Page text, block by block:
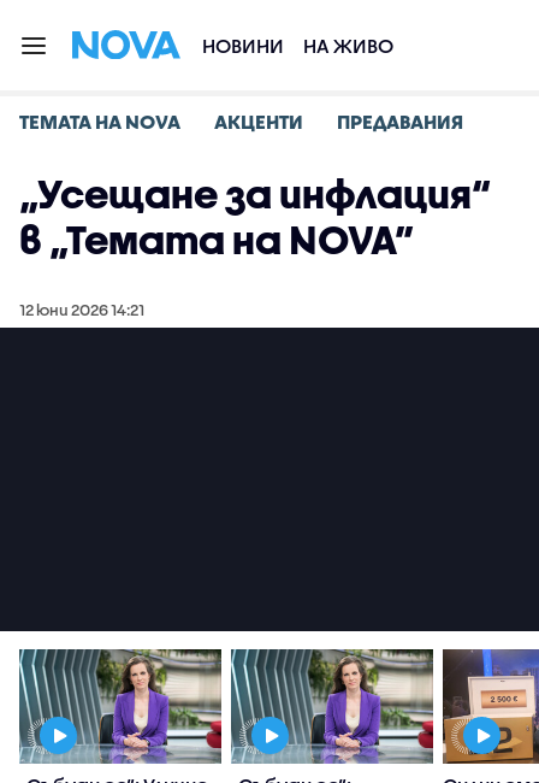
НОВИНИ НА ЖИВО
ТЕМАТА НА NOVA АКЦЕНТИ ПРЕДАВАНИЯ
„Усещане за инфлация“
в „Темата на NOVA”
12 юни 2026 14:21